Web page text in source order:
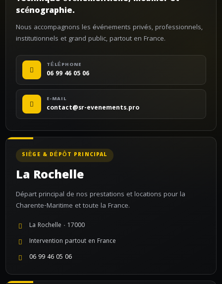
scénographie.
Nous accompagnons les événements privés, professionnels,
institutionnels et grand public, partout en France.
TÉLÉPHONE
06 99 46 05 06
E-MAIL
contact@sr-evenements.pro
SIÈGE & DÉPÔT PRINCIPAL
La Rochelle
Départ principal de nos prestations et locations pour la
Charente-Maritime et toute la France.
La Rochelle · 17000
Intervention partout en France
06 99 46 05 06